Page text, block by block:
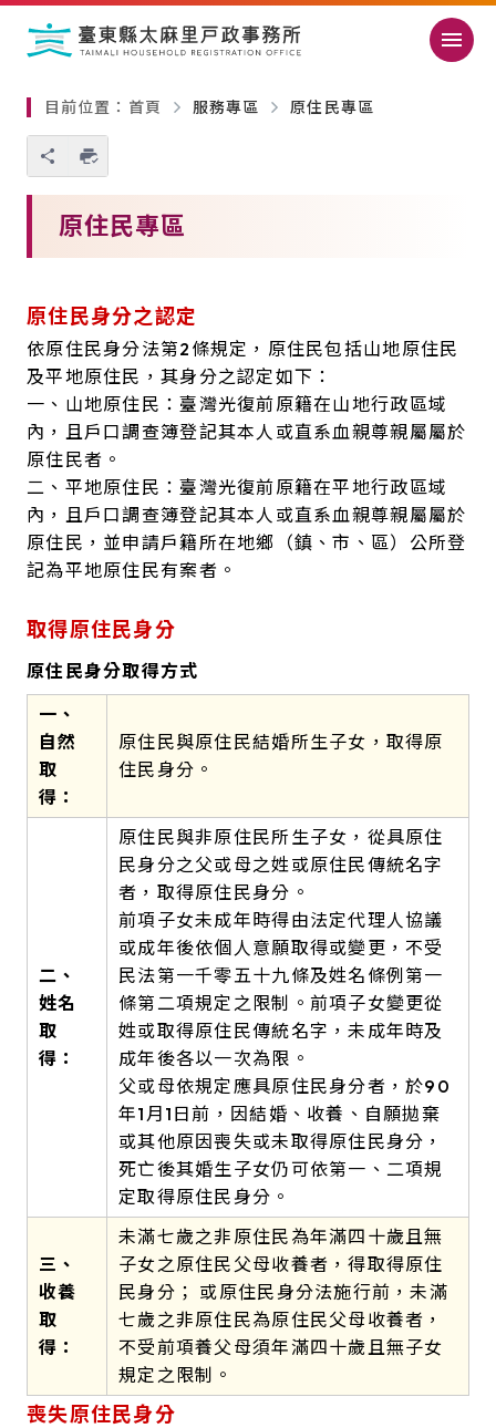
目前位置： 首頁 服務專區 原住民專區
您也可以使用 Ctrl+P 快捷鍵
略過單元子連結
原住民專區
原住民身分之認定
依原住民身分法第2條規定，原住民包括山地原住民
及平地原住民，其身分之認定如下：
一、山地原住民：臺灣光復前原籍在山地行政區域
內，且戶口調查簿登記其本人或直系血親尊親屬屬於
原住民者。
二、平地原住民：臺灣光復前原籍在平地行政區域
內，且戶口調查簿登記其本人或直系血親尊親屬屬於
原住民，並申請戶籍所在地鄉（鎮、市、區）公所登
記為平地原住民有案者。
取得原住民身分
原住民身分取得方式
一、
自然
取
得：
原住民與原住民結婚所生子女，取得原
住民身分。
二、
姓名
取
得：
原住民與非原住民所生子女，從具原住
民身分之父或母之姓或原住民傳統名字
者，取得原住民身分。
前項子女未成年時得由法定代理人協議
或成年後依個人意願取得或變更，不受
民法第一千零五十九條及姓名條例第一
條第二項規定之限制。前項子女變更從
姓或取得原住民傳統名字，未成年時及
成年後各以一次為限。
父或母依規定應具原住民身分者，於90
年1月1日前，因結婚、收養、自願拋棄
或其他原因喪失或未取得原住民身分，
死亡後其婚生子女仍可依第一、二項規
定取得原住民身分。
三、
收養
取
得：
未滿七歲之非原住民為年滿四十歲且無
子女之原住民父母收養者，得取得原住
民身分； 或原住民身分法施行前，未滿
七歲之非原住民為原住民父母收養者，
不受前項養父母須年滿四十歲且無子女
規定之限制。
喪失原住民身分